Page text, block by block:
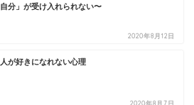
自分」が受け入れられない〜
2020年8月12日
人が好きになれない心理
2020年8月7日